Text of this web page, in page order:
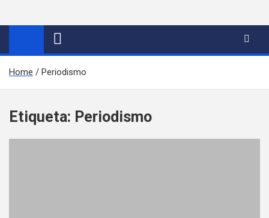
Home Periodismo
Etiqueta: Periodismo